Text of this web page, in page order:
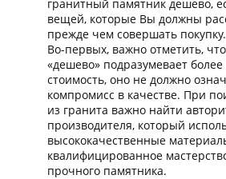
гранитный памятник дешево,
вещей, которые Вы должны
прежде чем совершать покупку.
Во-первых, важно отметить,
«дешево» подразумевает
стоимость, оно не должно
компромисс в качестве. При
из гранита важно найти
производителя, который
высококачественные
квалифицированное
прочного памятника.